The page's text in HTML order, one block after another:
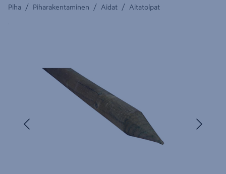
Piha / Piharakentaminen / Aidat / Aitatolpat
Yksityiskohtainen kuvaus löytyy Tuotteen kuvaus -